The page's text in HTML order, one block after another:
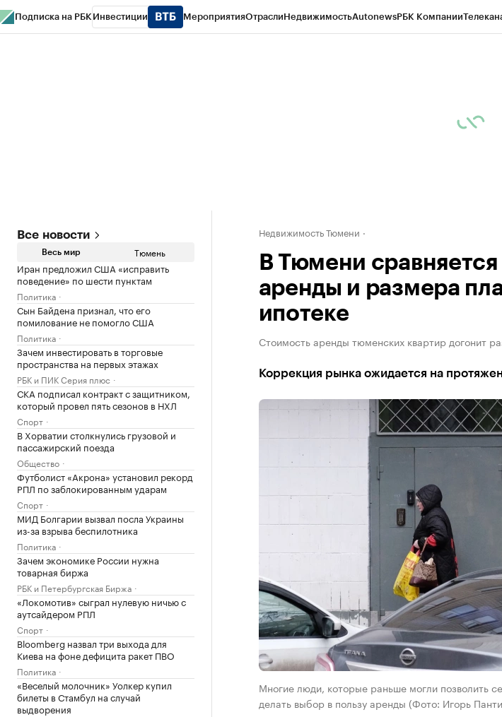
Подписка на РБК Инвестиции МероприятияОтраслиНедвижимостьAutonewsРБК Компании
Все новости
Весь мир Тюмень
Иран предложил США «исправить
поведение» по шести пунктам
Политика
Сын Байдена признал, что его
помилование не помогло США
Политика
Зачем инвестировать в торговые
пространства на первых этажах
РБК и ПИК Серия плюс
СКА подписал контракт с защитником,
который провел пять сезонов в НХЛ
Спорт
В Хорватии столкнулись грузовой и
пассажирский поезда
Общество
Футболист «Акрона» установил рекорд
РПЛ по заблокированным ударам
Спорт
МИД Болгарии вызвал посла Украины
из-за взрыва беспилотника
Политика
Зачем экономике России нужна
товарная биржа
РБК и Петербургская Биржа
«Локомотив» сыграл нулевую ничью с
аутсайдером РПЛ
Спорт
Bloomberg назвал три выхода для
Киева на фоне дефицита ракет ПВО
Политика
«Веселый молочник» Уолкер купил
билеты в Стамбул на случай
выдворения
Недвижимость Тюмени
В Тюмени
аренды и размера
ипотеке
Стоимость аренды тюменских квартир догонит
Коррекция рынка ожидается на
Многие люди, которые раньше могли позволить
делать выбор в пользу аренды (Фото: Игорь